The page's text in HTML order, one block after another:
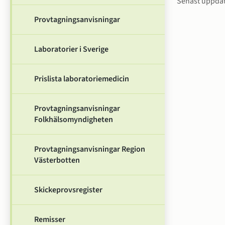
Provtagningsanvisningar
Laboratorier i Sverige
Prislista laboratoriemedicin
Provtagningsanvisningar
Folkhälsomyndigheten
Provtagningsanvisningar Region
Västerbotten
Skickeprovsregister
Remisser